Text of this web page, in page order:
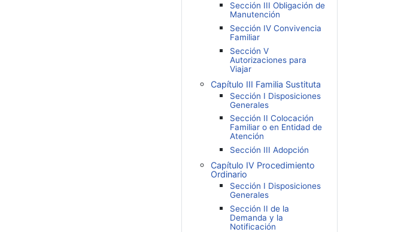
Sección III Obligación de
Manutención
Sección IV Convivencia
Familiar
Sección V
Autorizaciones para
Viajar
Capítulo III Familia Sustituta
Sección I Disposiciones
Generales
Sección II Colocación
Familiar o en Entidad de
Atención
Sección III Adopción
Capítulo IV Procedimiento
Ordinario
Sección I Disposiciones
Generales
Sección II de la
Demanda y la
Notificación